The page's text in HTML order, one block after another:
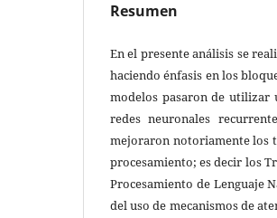
Resumen
En el presente análisis se
haciendo énfasis en los
modelos pasaron de utilizar
redes neuronales
mejoraron notoriamente los
procesamiento; es decir los
Procesamiento de Lenguaje
del uso de mecanismos de